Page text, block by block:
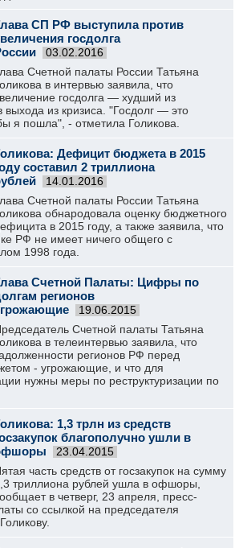
СП РФ выступила против
госдолга
03.02.2016
Счетной палаты России Татьяна
в интервью заявила, что
госдолга — худший из
из кризиса. "Госдолг — это
я пошла", - отметила Голикова.
Дефицит бюджета в 2015
составил 2 триллиона
14.01.2016
Счетной палаты России Татьяна
обнародовала оценку бюджетного
в 2015 году, а также заявила, что
РФ не имеет ничего общего с
1998 года.
Счетной Палаты: Цифры по
регионов
19.06.2015
Счетной палаты Татьяна
в телеинтервью заявила, что
регионов РФ перед
- угрожающие, и что для
нужны меры по реструктуризации по
1,3 трлн из средств
благополучно ушли в
23.04.2015
часть средств от госзакупок на сумму
триллиона рублей ушла в офшоры,
в четверг, 23 апреля, пресс-
со ссылкой на председателя